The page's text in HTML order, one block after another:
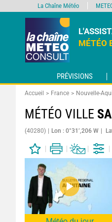
MÉTÉO
PRÉVISIONS
Accueil France Nouvelle-
MÉTÉO VILLE
(40280) Lon : 0°31’,206 W
La Chaîne Météo